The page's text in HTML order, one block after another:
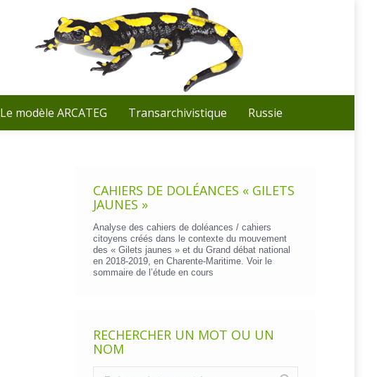
Recherche
:
Le modèle ARCATEG Transarchivistique Russie
CAHIERS DE DOLÉANCES « GILETS
JAUNES »
Analyse des cahiers de doléances / cahiers
citoyens créés dans le contexte du mouvement
des « Gilets jaunes » et du Grand débat national
en 2018-2019, en Charente-Maritime. Voir le
sommaire de l’étude en cours
RECHERCHER UN MOT OU UN
NOM